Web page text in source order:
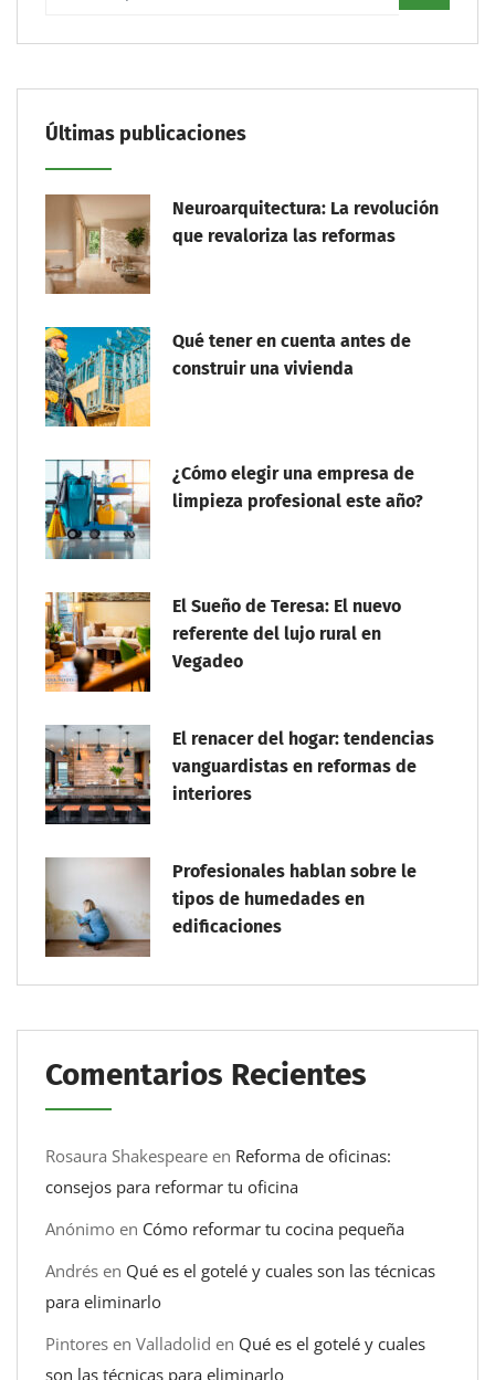
Últimas publicaciones
Neuroarquitectura: La revolución
que revaloriza las reformas
Qué tener en cuenta antes de
construir una vivienda
¿Cómo elegir una empresa de
limpieza profesional este año?
El Sueño de Teresa: El nuevo
referente del lujo rural en
Vegadeo
El renacer del hogar: tendencias
vanguardistas en reformas de
interiores
Profesionales hablan sobre le
tipos de humedades en
edificaciones
Comentarios Recientes
Rosaura Shakespeare en Reforma de oficinas:
consejos para reformar tu oficina
Anónimo en Cómo reformar tu cocina pequeña
Andrés en Qué es el gotelé y cuales son las técnicas
para eliminarlo
Pintores en Valladolid en Qué es el gotelé y cuales
son las técnicas para eliminarlo